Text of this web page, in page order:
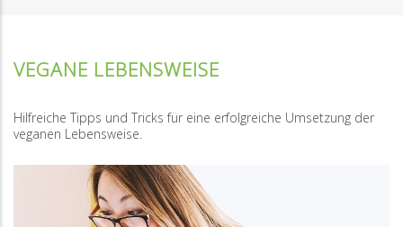
VEGANE LEBENSWEISE
Hilfreiche Tipps und Tricks für eine erfolgreiche Umsetzung der
veganen Lebensweise.